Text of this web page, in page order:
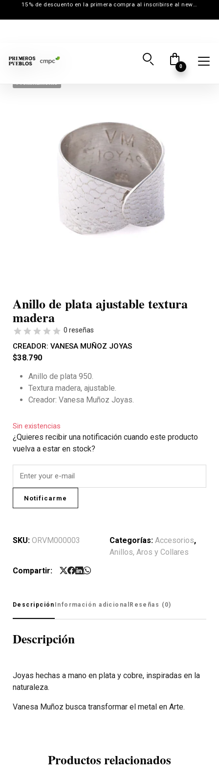
15% de descuento en la primera compra al inscribirse al newsletter
0
Próximamente
Anillo de plata ajustable textura
madera
0 reseñas
CREADOR: VANESA MUÑOZ JOYAS
$38.790
Anillo de plata 950.
Textura madera, ajustable.
Creador: Vanesa Muñoz Joyas.
Sin existencias
¿Quieres recibir una notificación cuando este producto
vuelva a estar en stock?
Notificarme
SKU: ORVM000003 Categorías: Accesorios,
Anillos, Aros y Collares
Compartir:
Descripción Información adicional Reseñas (0)
Descripción
Joyas hechas a mano en plata y cobre, inspiradas en la
naturaleza.
Vanesa Muñoz busca transformar el metal en Arte.
Productos relacionados